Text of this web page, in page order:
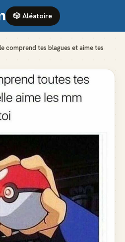
🎲 Aléatoire
comprend tes blagues et aime tes